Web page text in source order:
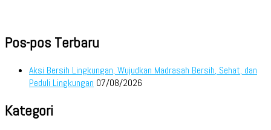
Pos-pos Terbaru
Aksi Bersih Lingkungan, Wujudkan Madrasah Bersih, Sehat, dan
Peduli Lingkungan 07/08/2026
Kategori